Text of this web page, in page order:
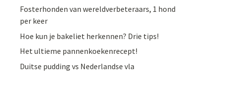
Fosterhonden van wereldverbeteraars, 1 hond
per keer
Hoe kun je bakeliet herkennen? Drie tips!
Het ultieme pannenkoekenrecept!
Duitse pudding vs Nederlandse vla